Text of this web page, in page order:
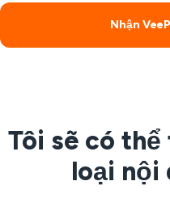
Nhận
Tôi sẽ có
loại nội